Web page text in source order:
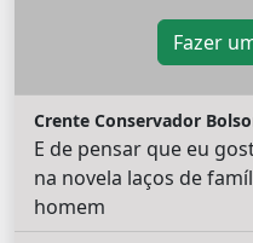
Fazer
Crente Conservador
E de pensar que eu
na novela laços de
homem